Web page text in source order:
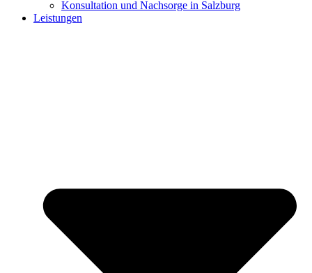
Konsultation und Nachsorge in Salzburg
Leistungen